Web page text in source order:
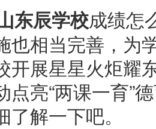
东辰学校成绩怎
也相当完善，为
开展星星火炬耀
点亮“两课一育”
解一下吧。